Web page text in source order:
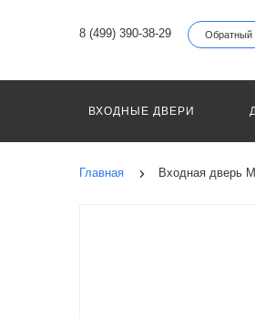
8 (499) 390-38-29 Обратный
ВХОДНЫЕ ДВЕРИ
Главная Входная дверь